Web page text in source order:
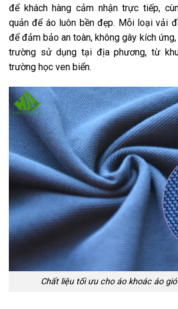
để khách hàng cảm nhận trực tiếp,
quản để áo luôn bền đẹp. Mỗi loại vải
để đảm bảo an toàn, không gây kích
trường sử dụng tại địa phương, từ
trường học ven biển.
Chất liệu tối ưu cho áo khoác áo